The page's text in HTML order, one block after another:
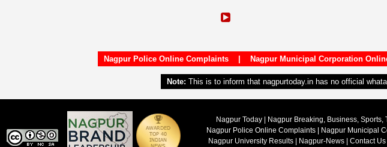
Nagpur Police Online Complaints| Nagpur Municipal Corporation
Note: This is to inform that nagpurtoday.in has no official
Nagpur Today | Nagpur Breaking, Business,
Nagpur Police Online Complaints| Nagpur Municipal
Nagpur University Results
Nagpur-News Contact Us